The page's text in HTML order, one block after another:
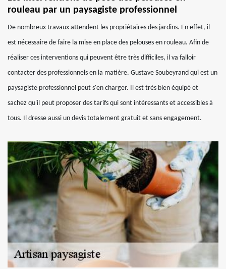
rouleau par un paysagiste professionnel
De nombreux travaux attendent les propriétaires des jardins. En effet, il
est nécessaire de faire la mise en place des pelouses en rouleau. Afin de
réaliser ces interventions qui peuvent être très difficiles, il va falloir
contacter des professionnels en la matière. Gustave Soubeyrand qui est un
paysagiste professionnel peut s'en charger. Il est très bien équipé et
sachez qu'il peut proposer des tarifs qui sont intéressants et accessibles à
tous. Il dresse aussi un devis totalement gratuit et sans engagement.